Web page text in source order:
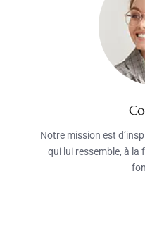
Notre mission est
qui lui ressemble, à la